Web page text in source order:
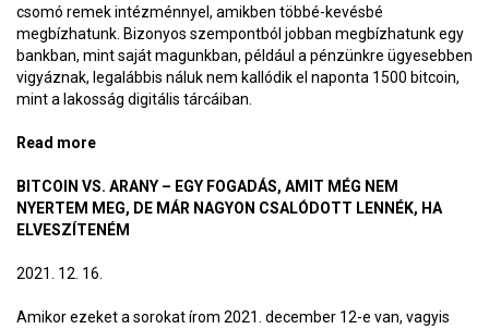
csomó remek intézménnyel, amikben többé-kevésbé
megbízhatunk. Bizonyos szempontból jobban megbízhatunk egy
bankban, mint saját magunkban, például a pénzünkre ügyesebben
vigyáznak, legalábbis náluk nem kallódik el naponta 1500 bitcoin,
mint a lakosság digitális tárcáiban.
Read more
BITCOIN VS. ARANY – EGY FOGADÁS, AMIT MÉG NEM
NYERTEM MEG, DE MÁR NAGYON CSALÓDOTT LENNÉK, HA
ELVESZÍTENÉM
2021. 12. 16.
Amikor ezeket a sorokat írom 2021. december 12-e van, vagyis